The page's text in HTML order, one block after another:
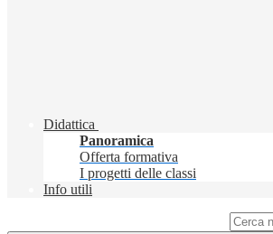
Didattica
Panoramica
Offerta formativa
I progetti delle classi
Info utili